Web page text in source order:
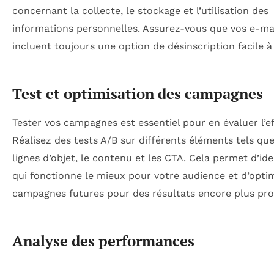
concernant la collecte, le stockage et l’utilisation des
informations personnelles. Assurez-vous que vos e-
incluent toujours une option de désinscription facile
Test et optimisation des campagnes
Tester vos campagnes est essentiel pour en évaluer
Réalisez des tests A/B sur différents éléments tels
lignes d’objet, le contenu et les CTA. Cela permet
qui fonctionne le mieux pour votre audience et
campagnes futures pour des résultats encore plus
Analyse des performances